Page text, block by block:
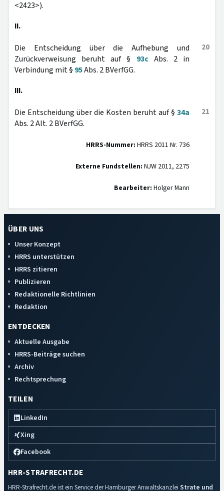
<2423>).
II.
20
Die Entscheidung über die Aufhebung und
Zurückverweisung beruht auf § 93cAbs. 2 in
Verbindung mit § 95Abs. 2 BVerfGG.
III.
21
Die Entscheidung über die Kosten beruht auf § 34a
Abs. 2 Alt. 2 BVerfGG.
HRRS-Nummer: HRRS 2011 Nr. 736
Externe Fundstellen: NJW 2011, 2275
Bearbeiter: Holger Mann
ÜBER UNS
Unser Konzept
HRRS unterstützen
HRRS zitieren
Publizieren
Redaktionelle Richtlinien
Redaktion
ENTDECKEN
Aktuelle Ausgabe
HRRS-Beiträge suchen
Archiv
Rechtsprechung
TEILEN
LinkedIn
Xing
Facebook
HRR-STRAFRECHT.DE
HRR-Strafrecht.de ist ein Service der Hamburger Anwaltskanzlei Strate und